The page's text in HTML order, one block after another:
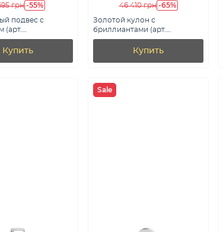
грн -55%
подвес с
(арт.
Купить
46 410 грн -65%
Золотой кулон с
бриллиантами (арт.
П011374015)
Купить
Sale